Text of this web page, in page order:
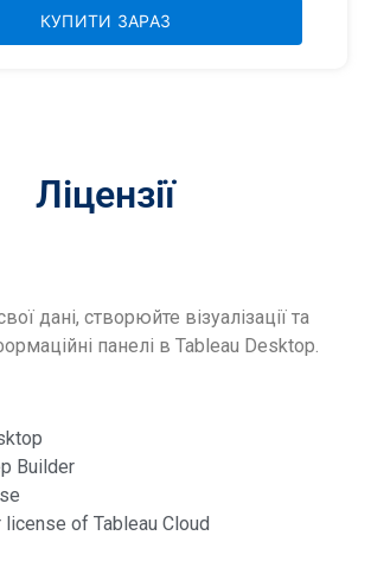
КУПИТИ ЗАРАЗ
Ліцензії
дані, створюйте візуалізації та
панелі в Tableau Desktop.
Builder
license of Tableau Cloud